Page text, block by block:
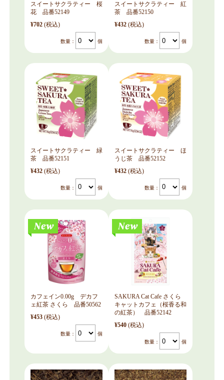
スイートサクラティー 桜
花 品番52149
¥702 (税込)
数量： 個
スイートサクラティー 紅
茶 品番52150
¥432 (税込)
数量： 個
スイートサクラティー 緑
茶 品番52151
¥432 (税込)
数量： 個
スイートサクラティー ほ
うじ茶 品番52152
¥432 (税込)
数量： 個
カフェイン0.00g デカフ
ェ紅茶 さくら 品番50562
¥453 (税込)
数量： 個
SAKURA Cat Cafe さくら
キャットカフェ（桜香る和
の紅茶） 品番52142
¥540 (税込)
数量： 個